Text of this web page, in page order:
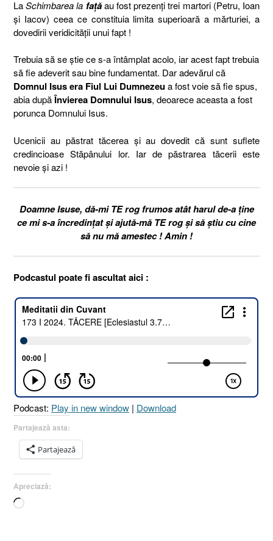
LaSchimbarea la fațăau fost prezenți trei martori (Petru, Ioan
și Iacov) ceea ce constituia limita superioară a mărturiei, a
dovedirii veridicității unui fapt !
Trebuia să se știe ce s-a întâmplat acolo, iar acest fapt trebuia
să fie adeverit sau bine fundamentat. Dar adevărul că
Domnul Isus era Fiul Lui Dumnezeua fost voie să fie spus,
abia dupăÎnvierea Domnului Isus, deoarece aceasta a fost
porunca Domnului Isus.
Ucenicii au păstrat tăcerea și au dovedit că sunt suflete
credincioase Stăpânului lor. Iar de păstrarea tăcerii este
nevoie și azi !
Doamne Isuse, dă-mi TE rog frumos atât harul de-a ține
ce mi s-a încredințat și ajută-mă TE rog și să știu cu cine
să nu mă amestec ! Amin !
Podcastul poate fi ascultat aici :
Podcast: Play in new window | Download
Partajează asta:
Partajează
Apreciază:
Încarc...